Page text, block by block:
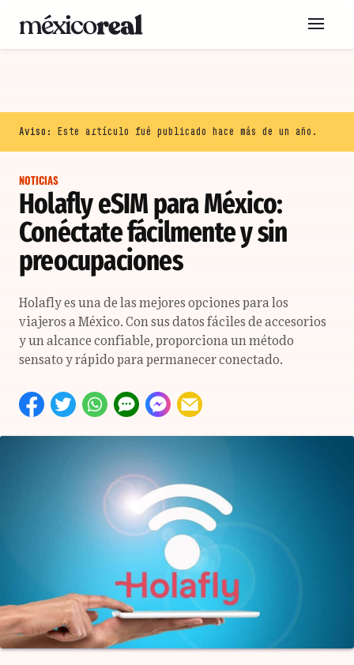
Aviso: Este artículo fué publicado hace más de un año.
NOTICIAS
Holafly eSIM para México:
Conéctate fácilmente y sin
preocupaciones
Holafly es una de las mejores opciones para los
viajeros a México. Con sus datos fáciles de accesorios
y un alcance confiable, proporciona un método
sensato y rápido para permanecer conectado.